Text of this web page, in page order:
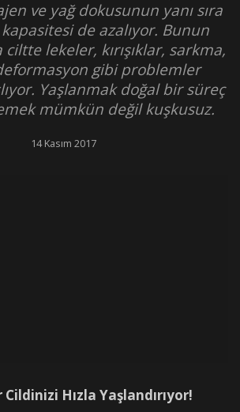
ve yağ dokusunun yanı sıra
de azalıyor. Bunun
lekeler, kırışıklar, sarkma,
gibi problemler
Yaşlanmak doğal bir süreç
mümkün değil kuşkusuz.
14 Kasım 2017
Cildinizi Hızla Yaşlandırıyor!